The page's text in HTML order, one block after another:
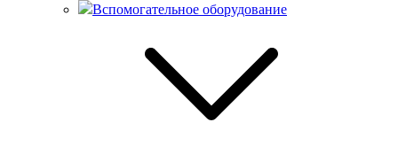
Вспомогательное оборудование